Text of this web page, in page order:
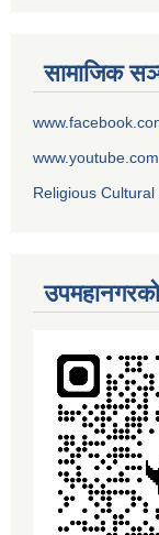
सामाजिक
www.youtube.com
Religious